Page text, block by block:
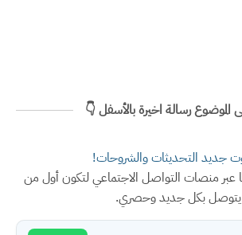
الموضوع رسالة اخيرة بالأسفل 👇
جديد التحديثات والشروحات!
عبر منصات التواصل الاجتماعي لتكون أول من
يتوصل بكل جديد وحصري.